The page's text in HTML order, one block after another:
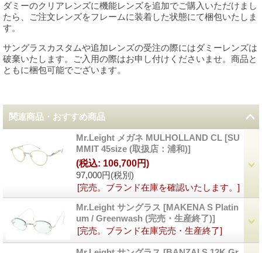
ダミーのクリアレンズに機能レンズを追加でご購入いただけまし
たら、ご注文レンズをフレームに装着した状態にて梱包いたしま
す。
サングラスカスタムや追加レンズの受注の際にはダミーレンズは
破棄いたします。ご入用の際はお申し付けくださいませ。商品と
ともに梱包可能でございます。
関連商品・おすすめ商品
Mr.Leight メガネ MULHOLLAND CL [SU
MMIT 45size (取扱店：浦和)]
97,000円(税別)
(税込: 106,700円)
[完売。ブランド在庫を確認いたします。]
Mr.Leight サングラス [MAKENA S Platin
um / Greenwash (完売・生産終了)]
[完売。ブランド在庫完売・生産終了]